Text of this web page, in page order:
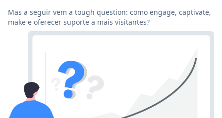
Mas a seguir vem a tough question: como engage, captivate,
make e oferecer suporte a mais visitantes?